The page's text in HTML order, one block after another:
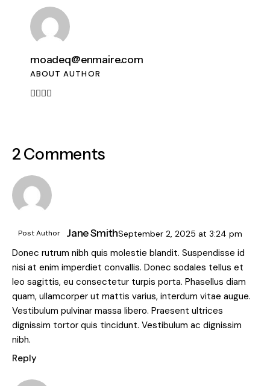
moadeq@enmaire.com
ABOUT AUTHOR
2 Comments
Post Author Jane SmithSeptember 2, 2025at 3:24 pm
Donec rutrum nibh quis molestie blandit. Suspendisse id
nisi at enim imperdiet convallis. Donec sodales tellus et
leo sagittis, eu consectetur turpis porta. Phasellus diam
quam, ullamcorper ut mattis varius, interdum vitae augue.
Vestibulum pulvinar massa libero. Praesent ultrices
dignissim tortor quis tincidunt. Vestibulum ac dignissim
nibh.
Reply